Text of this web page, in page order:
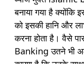
बनाया गया है क्योंकि
को इसकी हानि और
करना होता है। वैसे
Banking उतने भी